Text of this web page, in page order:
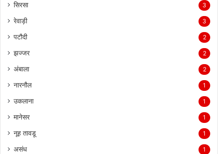
सिरसा 3
रेवाड़ी 3
पटौदी 2
झज्जर 2
अंबाला 2
नारनौल 1
उकलाना 1
मानेसर 1
नूह तावडू 1
असंध 1